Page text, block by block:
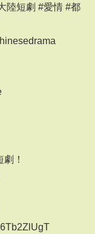
陸短劇 #愛情 #都
！